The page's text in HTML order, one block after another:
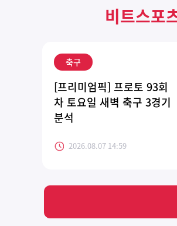
비트스포
축구
[프리미엄픽] 프로토 93회
차 토요일 새벽 축구 3경기
분석
2026.08.07 14:59